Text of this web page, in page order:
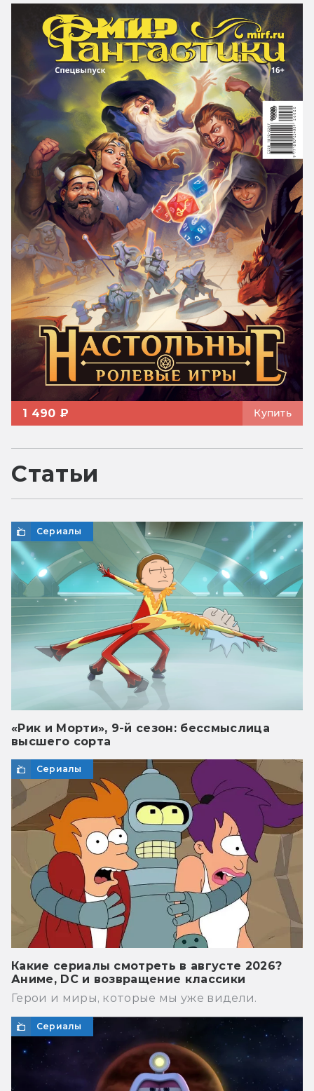
1 490 ₽ Купить
Статьи
Сериалы
«Рик и Морти», 9-й сезон: бессмыслица
высшего сорта
Сериалы
Какие сериалы смотреть в августе 2026?
Аниме, DC и возвращение классики
Герои и миры, которые мы уже видели.
Сериалы